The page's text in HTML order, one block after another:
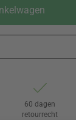
60 dagen
retourrecht